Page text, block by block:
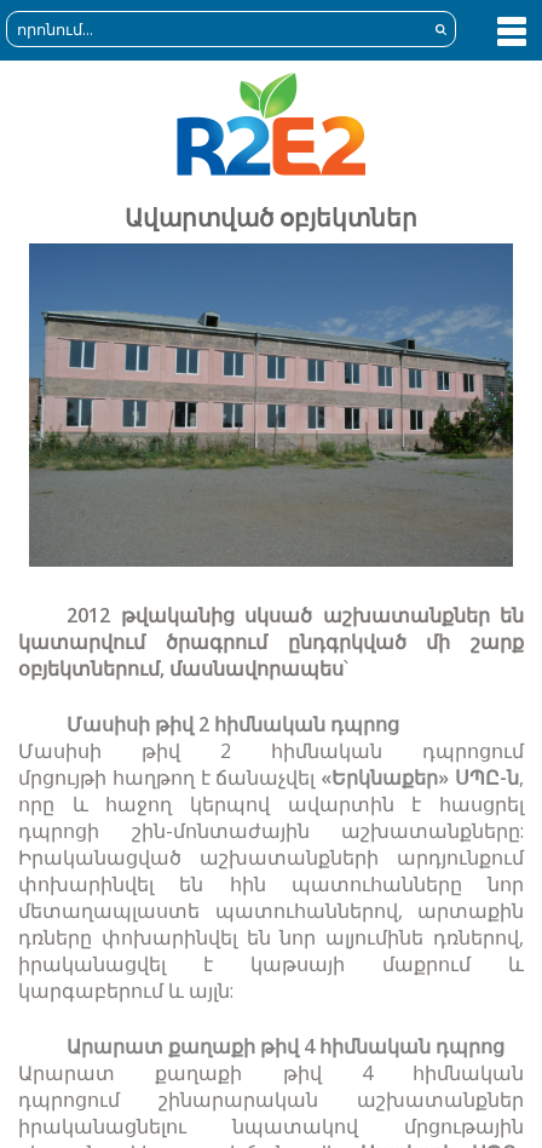
Ավարտված օբյեկտներ
2012 թվականից սկսած աշխատանքներ են
կատարվում ծրագրում ընդգրկված մի շարք
օբյեկտներում, մասնավորապես՝
Մասիսի թիվ 2 հիմնական դպրոց
Մասիսի թիվ 2 հիմնական դպրոցում
մրցույթի հաղթող է ճանաչվել «Երկնաքեր» ՍՊԸ-ն,
որը և հաջող կերպով ավարտին է հասցրել
դպրոցի շին-մոնտաժային աշխատանքները:
Իրականացված աշխատանքների արդյունքում
փոխարինվել են հին պատուհանները նոր
մետաղապլաստե պատուհաններով, արտաքին
դռները փոխարինվել են նոր ալյումինե դռներով,
իրականացվել է կաթսայի մաքրում և
կարգաբերում և այլն:
Արարատ քաղաքի թիվ 4 հիմնական դպրոց
Արարատ քաղաքի թիվ 4 հիմնական
դպրոցում
շինարարական աշխատանքներ
իրականացնելու նպատակով մրցութային